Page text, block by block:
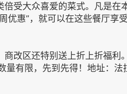
受大众喜爱的菜式。凡是在
优惠”，就可以在这些餐厅享
改区还特别送上折上折福利。
量有限，先到先得！地址：法